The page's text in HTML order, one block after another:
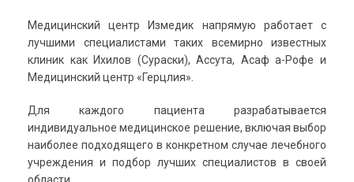
Медицинский центр Измедик напрямую работает с
лучшими специалистами таких всемирно известных
клиник как Ихилов (Сураски), Ассута, Асаф а-Рофе и
Медицинский центр «Герцлия».
Для каждого пациента разрабатывается
индивидуальное медицинское решение, включая выбор
наиболее подходящего в конкретном случае лечебного
учреждения и подбор лучших специалистов в своей